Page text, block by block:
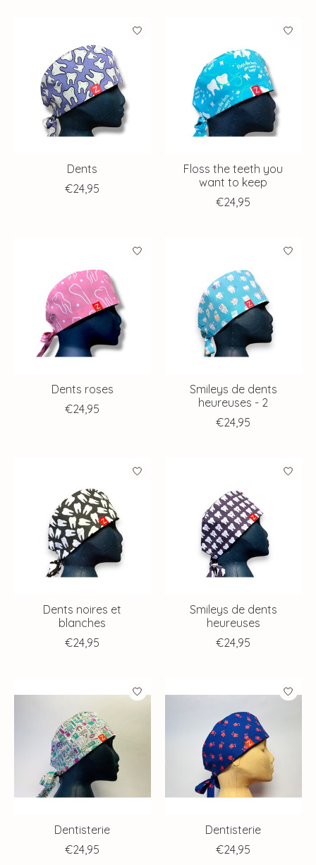
Dents
€24,95
Floss the teeth you
want to keep
€24,95
Dents roses
€24,95
Smileys de dents
heureuses - 2
€24,95
Dents noires et
blanches
€24,95
Smileys de dents
heureuses
€24,95
Dentisterie
€24,95
Dentisterie
€24,95